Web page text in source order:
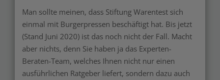
Man sollte meinen, dass Stiftung Warentest sich
einmal mit Burgerpressen beschäftigt hat. Bis jetzt
(Stand Juni 2020) ist das noch nicht der Fall. Macht
aber nichts, denn Sie haben ja das Experten-
Beraten-Team, welches Ihnen nicht nur einen
ausführlichen Ratgeber liefert, sondern dazu auch